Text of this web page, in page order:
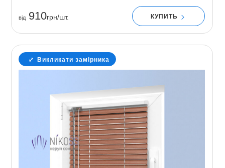
вiд910грн/шт. КУПИТЬ
Викликати замірника